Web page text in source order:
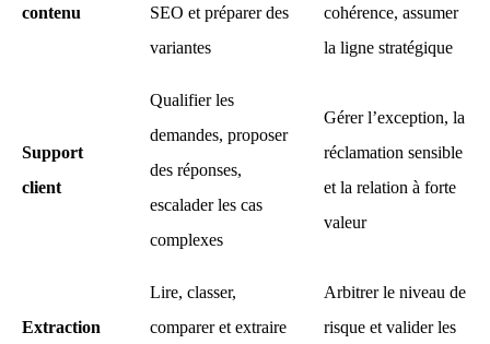
contenu
SEO et préparer des
variantes
cohérence, assumer
la ligne stratégique
Support
client
Qualifier les
demandes, proposer
des réponses,
escalader les cas
complexes
Gérer l’exception, la
réclamation sensible
et la relation à forte
valeur
Extraction
Lire, classer,
comparer et extraire
Arbitrer le niveau de
risque et valider les